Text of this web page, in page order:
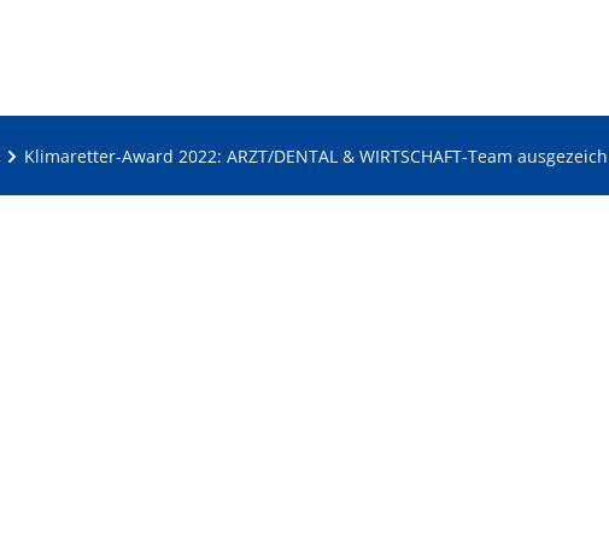
Klimaretter-Award 2022: ARZT/DENTAL & WIRTSCHAFT-Team